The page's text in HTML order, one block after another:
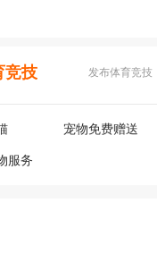
竞技 发布体育竞技
宠物免费赠送
服务